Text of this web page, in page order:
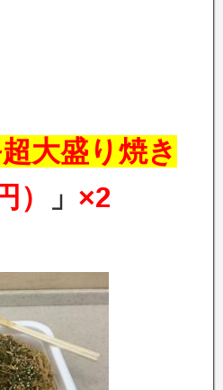
大盛り焼き
） 」 ×2